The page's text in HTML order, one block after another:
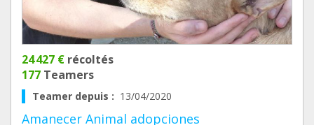
24 427 € récoltés
177 Teamers
Teamer depuis : 13/04/2020
Amanecer Animal adopciones